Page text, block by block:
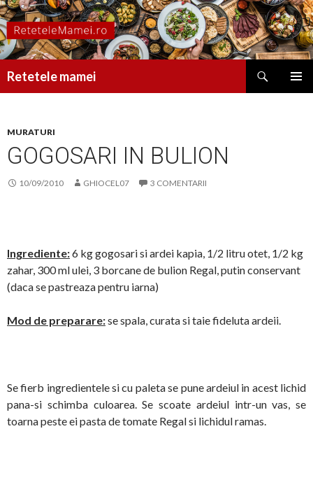
Retetele mamei
MURATURI
GOGOSARI IN BULION
10/09/2010 GHIOCEL07 3 COMENTARII
Ingrediente:6 kg gogosari si ardei kapia, 1/2 litru otet, 1/2 kg
zahar, 300 ml ulei, 3 borcane de bulion Regal, putin conservant
(daca se pastreaza pentru iarna)
Mod de preparare:se spala, curata si taie fideluta ardeii.
Se fierb ingredientele si cu paleta se pune ardeiul in acest lichid
pana-si schimba culoarea. Se scoate ardeiul intr-un vas, se
toarna peste ei pasta de tomate Regal si lichidul ramas.